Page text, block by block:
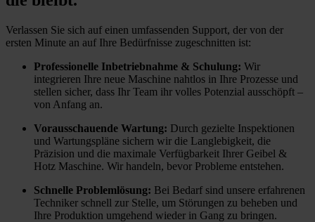
Verlassen Sie sich auf einen umfassenden Support, der von der
ersten Minute an auf Ihre Bedürfnisse zugeschnitten ist:
Professionelle Inbetriebnahme & Schulung: Wir
integrieren Ihre neue Maschine nahtlos in Ihre Prozesse und
stellen sicher, dass Ihr Team ihr volles Potenzial ausschöpft –
von Anfang an.
Vorausschauende Wartung: Durch gezielte Inspektionen
und Wartungspläne sichern wir die Langlebigkeit, die
Präzision und die maximale Verfügbarkeit Ihrer Geibel &
Hotz Maschine. Wir handeln, bevor Probleme entstehen.
Schnelle Problemlösung: Bei Bedarf sind unsere erfahrenen
Techniker schnell zur Stelle, um Störungen zu beheben und
Ihre Produktion umgehend wieder in Gang zu bringen.